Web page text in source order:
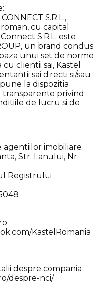
S.R.L.,
cu capital
S.R.L. este
un brand condus
unui set de norme
clientii sai, Kastel
sai directi si/sau
la dispozitia
transparente privind
de lucru si de
agentiilor imobiliare
Str. Lanului, Nr.
Registrului
KastelRomania
despre compania
despre-noi/